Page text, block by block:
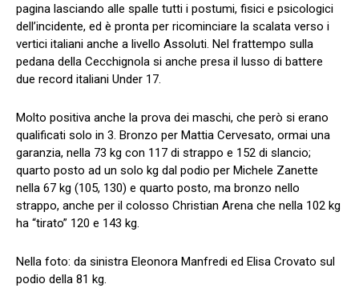
pagina lasciando alle spalle tutti i postumi, fisici e psicologici
dell’incidente, ed è pronta per ricominciare la scalata verso i
vertici italiani anche a livello Assoluti. Nel frattempo sulla
pedana della Cecchignola si anche presa il lusso di battere
due record italiani Under 17.
Molto positiva anche la prova dei maschi, che però si erano
qualificati solo in 3. Bronzo per Mattia Cervesato, ormai una
garanzia, nella 73 kg con 117 di strappo e 152 di slancio;
quarto posto ad un solo kg dal podio per Michele Zanette
nella 67 kg (105, 130) e quarto posto, ma bronzo nello
strappo, anche per il colosso Christian Arena che nella 102 kg
ha “tirato” 120 e 143 kg.
Nella foto: da sinistra Eleonora Manfredi ed Elisa Crovato sul
podio della 81 kg.